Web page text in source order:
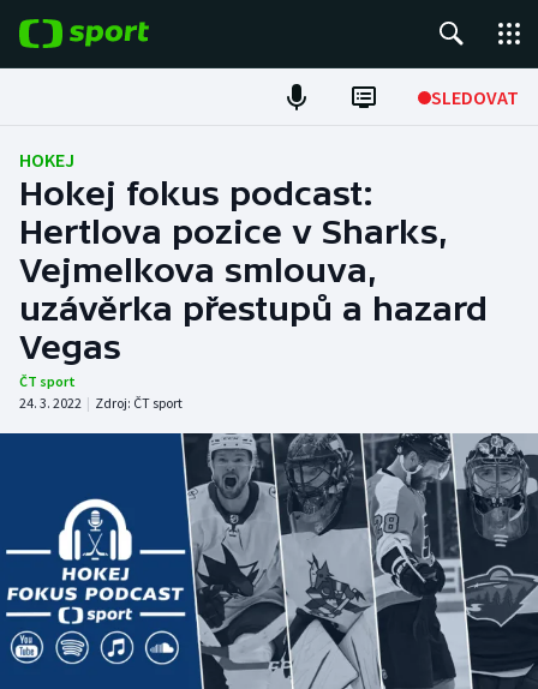
SLEDOVAT
Fotbal
Hokej
Tenis
Atletika
Cyklistika
DALŠÍ SPORTY
Americký fotbal
Baseball a softbal
Basketbal
Biatlon
NEPŘEHLÉDNĚTE
Soutěže
Historické návraty
Aplikace ČT sport
HOKEJ
Hokej fokus podcast:
Hertlova pozice v Sharks,
Vejmelkova smlouva,
uzávěrka přestupů a hazard
Vegas
ČT sport
24. 3. 2022 | Zdroj: ČT sport